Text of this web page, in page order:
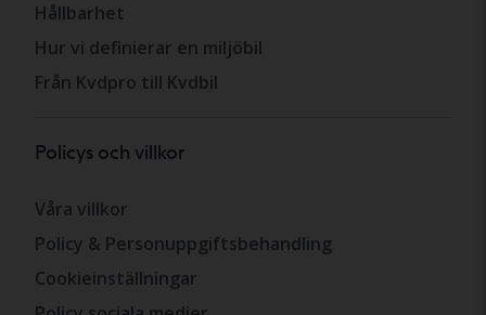
Hållbarhet
Hur vi definierar en miljöbil
Från Kvdpro till Kvdbil
Policys och villkor
Våra villkor
Policy & Personuppgiftsbehandling
Cookieinställningar